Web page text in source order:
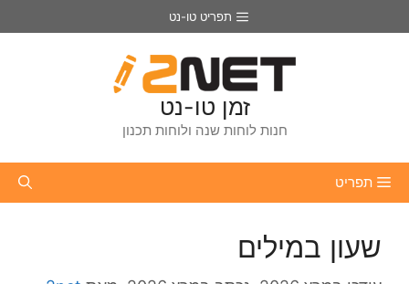
לתוכן
תפריט טו-נט
זמן טו-נט
חנות לוחות שנה ולוחות תכנון
תפריט
שעון במילים